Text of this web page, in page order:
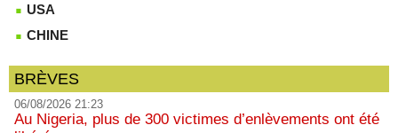
USA
CHINE
BRÈVES
06/08/2026 21:23
Au Nigeria, plus de 300 victimes d’enlèvements ont été